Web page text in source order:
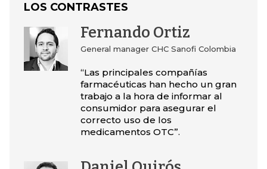
LOS CONTRASTES
Fernando Ortiz
General manager CHC Sanofi Colombia
“Las principales compañías
farmacéuticas han hecho un gran
trabajo a la hora de informar al
consumidor para asegurar el
correcto uso de los
medicamentos OTC”.